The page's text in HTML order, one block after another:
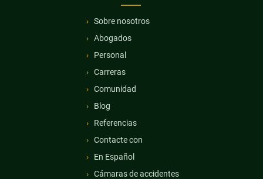
Sobre nosotros
Abogados
Personal
Carreras
Comunidad
Blog
Referencias
Contacte con
En Español
Cámaras de accidentes